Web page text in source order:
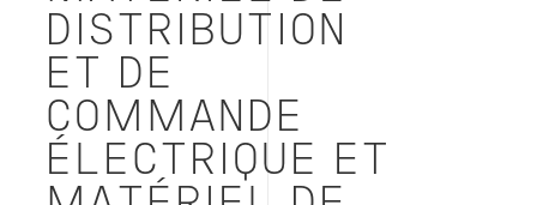
DISTRIBUTION
ET DE
COMMANDE
ÉLECTRIQUE ET